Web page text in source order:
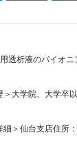
透析液のパイオ
＞大学院、大学卒
細＞仙台支店住所